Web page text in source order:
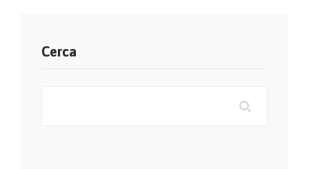
Cerca